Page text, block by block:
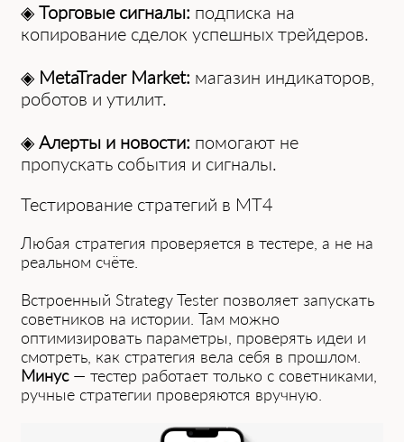
◈Торговые сигналы: подписка на
копирование сделок успешных трейдеров.
◈ MetaTrader Market: магазин индикаторов,
роботов и утилит.
◈Алерты и новости: помогают не
пропускать события и сигналы.
Тестирование стратегий в MT4
Любая стратегия проверяется в тестере, а не на
реальном счёте.
Встроенный Strategy Tester позволяет запускать
советников на истории. Там можно
оптимизировать параметры, проверять идеи и
смотреть, как стратегия вела себя в прошлом.
Минус— тестер работает только с советниками,
ручные стратегии проверяются вручную.